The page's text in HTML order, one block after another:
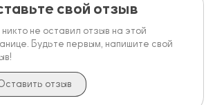
свой отзыв
никто не оставил отзыв на этой
Будьте первым, напишите свой
отзыв